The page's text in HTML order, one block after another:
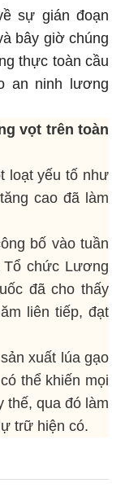
sự gián đoạn
bây giờ chúng
thực toàn cầu
an ninh lương
vọt trên toàn
loạt yếu tố như
cao đã làm
bố vào tuần
chức Lương
đã cho thấy
liên tiếp, đạt
xuất lúa gạo
thể khiến mọi
thế, qua đó làm
trữ hiện có.